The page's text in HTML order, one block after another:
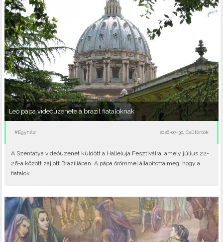
Leó pápa videóüzenete a brazil fiataloknak
#Egyház 2026-07-30, Csütörtök
A Szentatya videóüzenet küldött a Halleluja Fesztiválra, amely július 22-
26-a között zajlott Brazíliában. A pápa örömmel állapította meg, hogy a
fiatalok..